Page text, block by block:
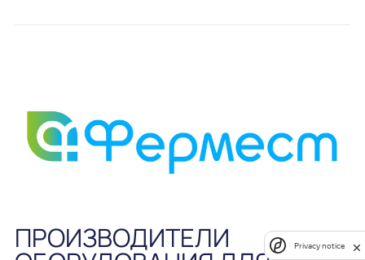
ПРОИЗВОДИТЕЛИ Privacy notice